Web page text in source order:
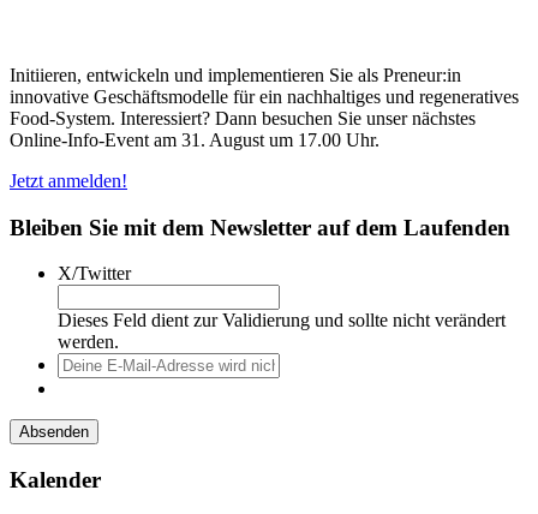
Initiieren, entwickeln und implementieren Sie als Preneur:in
innovative Geschäftsmodelle für ein nachhaltiges und regeneratives
Food-System. Interessiert? Dann besuchen Sie unser nächstes
Online-Info-Event am 31. August um 17.00 Uhr.
Jetzt anmelden!
Bleiben Sie mit dem Newsletter auf dem Laufenden
X/Twitter
Dieses Feld dient zur Validierung und sollte nicht verändert
werden.
Deine
E-
Adresse
wird
nicht
veröffentlicht.
Kalender